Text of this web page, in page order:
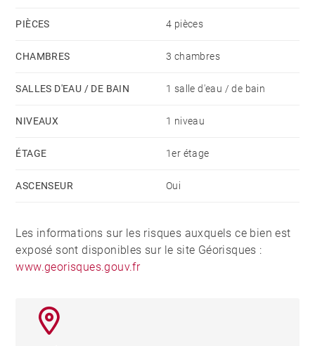
PIÈCES 4 pièces
CHAMBRES 3 chambres
SALLES D'EAU / DE BAIN 1 salle d'eau / de bain
NIVEAUX 1 niveau
ÉTAGE 1er étage
ASCENSEUR Oui
Les informations sur les risques auxquels ce bien est
exposé sont disponibles sur le site Géorisques :
www.georisques.gouv.fr